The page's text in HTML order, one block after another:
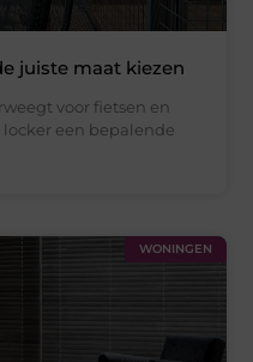
juiste maat kiezen
voor fietsen en
een bepalende
WONINGEN